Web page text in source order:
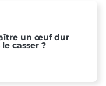
un œuf dur
casser ?